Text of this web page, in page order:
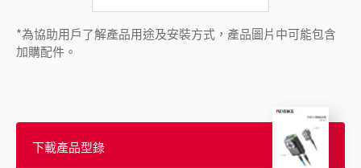
*為協助用戶了解產品用途及安裝方式，產品圖片中可能包含
加購配件。
下載產品型錄